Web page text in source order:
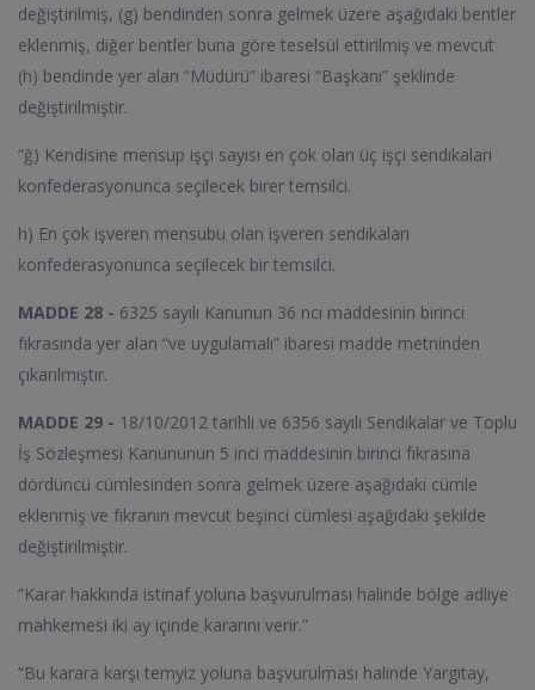
değiştirilmiş, (g) bendinden sonra gelmek üzere aşağıdaki bentler
eklenmiş, diğer bentler buna göre teselsül ettirilmiş ve mevcut
(h) bendinde yer alan “Müdürü” ibaresi “Başkanı” şeklinde
değiştirilmiştir.
“ğ) Kendisine mensup işçi sayısı en çok olan üç işçi sendikaları
konfederasyonunca seçilecek birer temsilci.
h) En çok işveren mensubu olan işveren sendikaları
konfederasyonunca seçilecek bir temsilci.
MADDE 28 - 6325 sayılı Kanunun 36 ncı maddesinin birinci
fıkrasında yer alan “ve uygulamalı” ibaresi madde metninden
çıkarılmıştır.
MADDE 29 - 18/10/2012 tarihli ve 6356 sayılı Sendikalar ve Toplu
İş Sözleşmesi Kanununun 5 inci maddesinin birinci fıkrasına
dördüncü cümlesinden sonra gelmek üzere aşağıdaki cümle
eklenmiş ve fıkranın mevcut beşinci cümlesi aşağıdaki şekilde
değiştirilmiştir.
“Karar hakkında istinaf yoluna başvurulması halinde bölge adliye
mahkemesi iki ay içinde kararını verir.”
“Bu karara karşı temyiz yoluna başvurulması halinde Yargıtay,